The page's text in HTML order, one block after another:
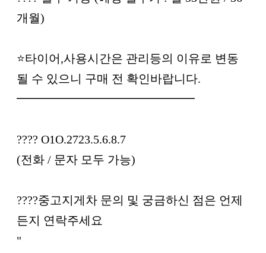
개월)
⭐타이어,사용시간은 관리등의 이유로 변동
될 수 있으니 구매 전 확인바랍니다.
━━━━━━━━━━━━━━━
???? O1O.2723.5.6.8.7
(전화 / 문자 모두 가능)
????중고지게차 문의 및 궁금하신 점은 언제
든지 연락주세요
"